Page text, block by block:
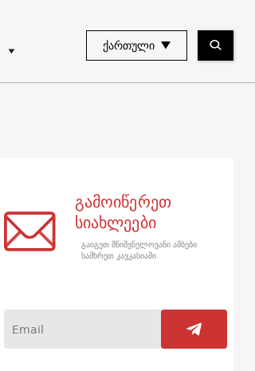
ᲥᲐᲠᲗᲣᲚᲘ
გამოიწერეთ
სიახლეები
გაიგეთ მნიშვნელოვანი ამბები
სამხრეთ კავკასიაში